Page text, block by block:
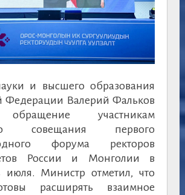
и высшего образования
Федерации Валерий Фальков
участникам
совещания первого
форума ректоров
России и Монголии в
июля. Министр отметил, что
расширять взаимное